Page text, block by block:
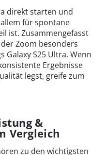
direkt starten und
für spontane
ist. Zusammengefasst
Zoom besonders
Galaxy S25 Ultra. Wenn
Ergebnisse
legst, greife zum
&
Vergleich
zu den wichtigsten